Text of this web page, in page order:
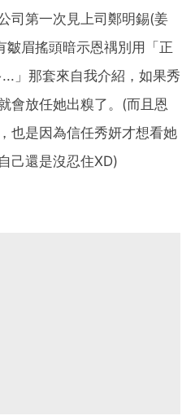
司第一次見上司鄭明錫(姜
眉搖頭暗示恩禑別用「正
」那套來自我介紹，如果秀
會放任她出糗了。(而且恩
也是因為信任秀妍才想看她
己還是沒忍住XD)